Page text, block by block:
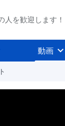
人を歓迎します！
動画